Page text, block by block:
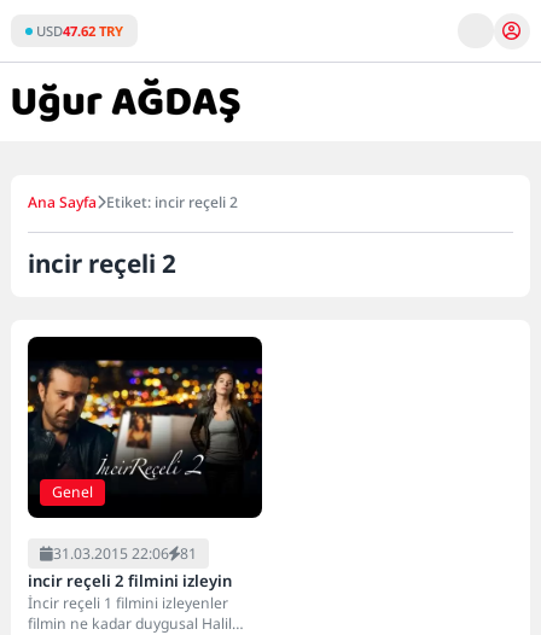
content
USD47.62 TRY
Ana Sayfa Etiket: incir reçeli 2
incir reçeli 2
Genel
31.03.2015 22:06 81
incir reçeli 2 filmini izleyin
İncir reçeli 1 filmini izleyenler
filmin ne kadar duygusal Halil